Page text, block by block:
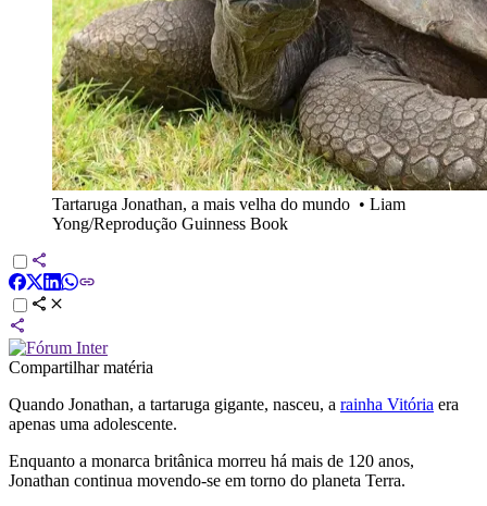
Tartaruga Jonathan, a mais velha do mundo • Liam
Yong/Reprodução Guinness Book
Compartilhar matéria
Quando Jonathan, a tartaruga gigante, nasceu, a rainha Vitória era
apenas uma adolescente.
Enquanto a monarca britânica morreu há mais de 120 anos,
Jonathan continua movendo-se em torno do planeta Terra.